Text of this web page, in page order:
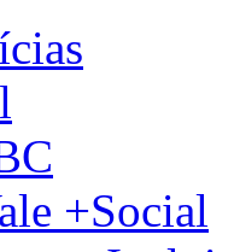
+Social